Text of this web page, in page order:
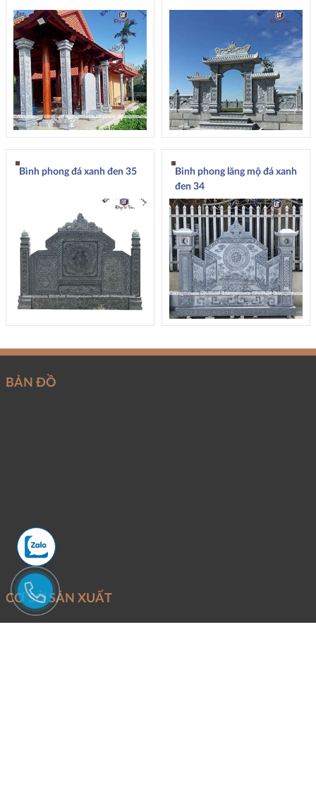
Bình phong đá xanh đen 35
Binh phong lăng mộ đá xanh
đen 34
BẢN ĐỒ
CƠ SỞ SẢN XUẤT